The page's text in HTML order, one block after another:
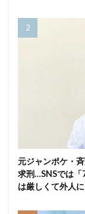
元ジャンポケ・
求刑…SNSでは「
は厳しくて外人に